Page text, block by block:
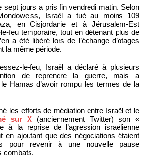
sept jours a pris fin vendredi matin. Selon
Israël a tué au moins 109
en Cisjordanie et à Jérusalem-Est
feu temporaire, tout en détenant plus de
a été libéré lors de l’échange d’otages
la même période.
le-feu, Israël a déclaré à plusieurs
de reprendre la guerre, mais a
Hamas d’avoir rompu les termes de la
les efforts de médiation entre Israël et le
sur X (anciennement Twitter) son «
à la reprise de l’agression israélienne
en ajoutant que des négociations étaient
pour revenir à une nouvelle pause
combats.